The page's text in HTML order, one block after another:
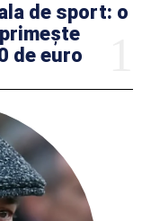
de sport: o
de euro